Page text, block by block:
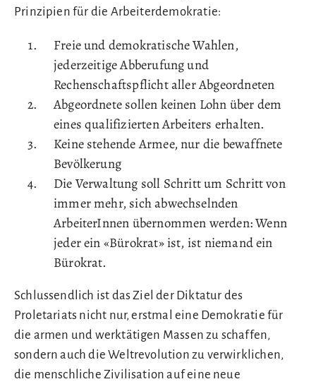
Prinzipien für die Arbeiterdemokratie:
Freie und demokratische Wahlen,
jederzeitige Abberufung und
Rechenschaftspflicht aller Abgeordneten
Abgeordnete sollen keinen Lohn über dem
eines qualifizierten Arbeiters erhalten.
Keine stehende Armee, nur die bewaffnete
Bevölkerung
Die Verwaltung soll Schritt um Schritt von
immer mehr, sich abwechselnden
ArbeiterInnen übernommen werden: Wenn
jeder ein «Bürokrat» ist, ist niemand ein
Bürokrat.
Schlussendlich ist das Ziel der Diktatur des
Proletariats nicht nur, erstmal eine Demokratie für
die armen und werktätigen Massen zu schaffen,
sondern auch die Weltrevolution zu verwirklichen,
die menschliche Zivilisation auf eine neue